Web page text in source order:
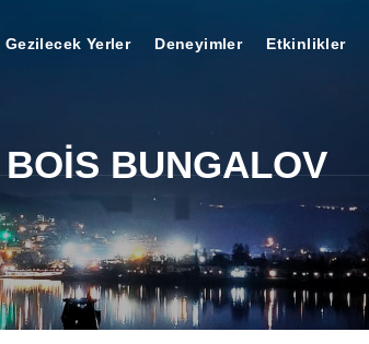
Gezilecek Yerler Deneyimler Etkinlikler
BOİS BUNGALOV